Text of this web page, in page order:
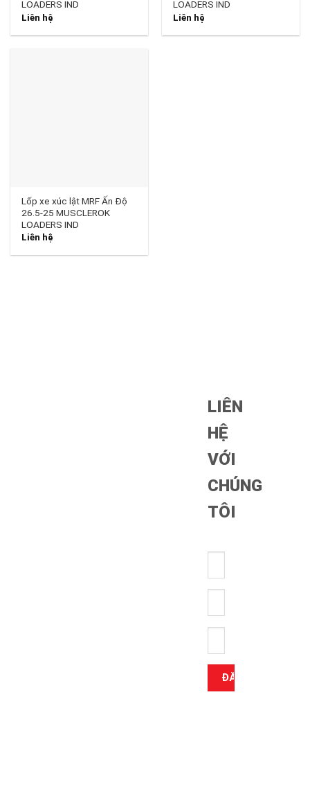
LOADERS IND
Liên hệ
LOADERS IND
Liên hệ
Lốp xe xúc lật MRF Ấn Độ
26.5-25 MUSCLEROK
LOADERS IND
Liên hệ
LIÊN
HỆ
VỚI
CHÚNG
TÔI